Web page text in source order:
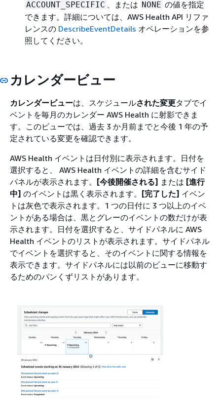
ACCOUNT_SPECIFIC 、または NONE の値を指定
できます。詳細については、AWS Health API リファ
レンスの DescribeEventDetails オペレーションを参
照してください。
カレンダービュー
カレンダービューは、スケジュールされた変更タブでイ
ベントを毎月のカレンダー AWS Health に射影できま
す。このビューでは、過去 3 か月前までと今後 1 年の予
定されている変更を確認できます。
AWS Health イベントは日付別に表示されます。日付を
選択すると、 AWS Health イベントの詳細を含むサイド
パネルが表示されます。
[今後開催される] または [進行
中] のイベントは黒く表示されます。 [完了した] イベン
トは灰色で表示されます。1 つの日付に 3 つ以上のイベ
ントがある場合は、黒とグレーのイベントの数だけが表
示されます。日付を選択すると、サイドパネルに AWS
Health イベントのリストが表示されます。サイドパネル
でイベントを選択すると、そのイベントに関する情報を
表示できます。サイドパネルには以前のビューに移動す
るためのパンくずリストがあります。